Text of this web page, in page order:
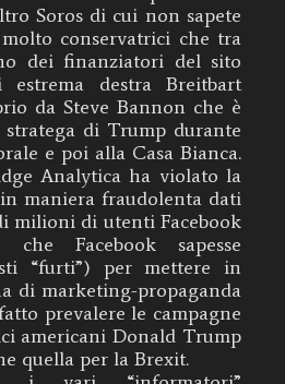
Soros di cui non sapete
conservatrici che tra
dei finanziatori del sito
estrema destra Breitbart
da Steve Bannon che è
stratega di Trump durante
e poi alla Casa Bianca.
Analytica ha violato la
maniera fraudolenta dati
milioni di utenti Facebook
Facebook sapesse
“furti”) per mettere in
di marketing-propaganda
prevalere le campagne
americani Donald Trump
quella per la Brexit.